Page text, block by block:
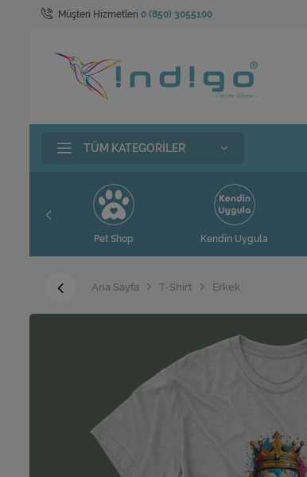
Müşteri Hizmetleri 0 (850) 3055100
TÜM KATEGORILER
Pet Shop Kendin Uygula
Ana Sayfa T-Shirt Erkek